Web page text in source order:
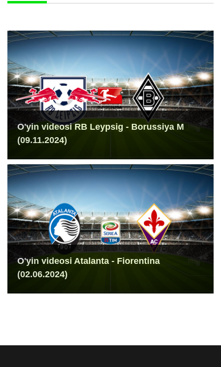
O'yin videosi RB Leypsig - Borussiya M
(09.11.2024)
O'yin videosi Atalanta - Fiorentina
(02.06.2024)